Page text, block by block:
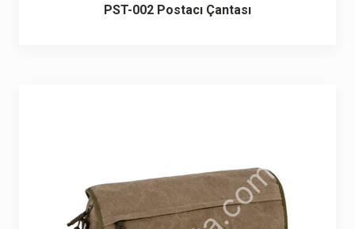
PST-002 Postacı Çantası